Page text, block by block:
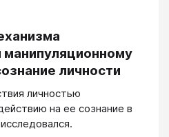
программу, Джонс решил
посвящённого этому
манипуляционному
личности
личностью
на ее сознание в